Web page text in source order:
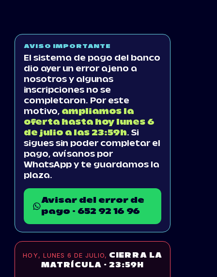
AVISO IMPORTANTE
El sistema de pago del banco
dio ayer un error ajeno a
nosotros y algunas
inscripciones no se
completaron. Por este
motivo, ampliamos la
oferta hasta hoy lunes 6
de julio a las 23:59h. Si
sigues sin poder completar el
pago, avísanos por
WhatsApp y te guardamos la
plaza.
Avisar del error de
pago · 652 92 16 96
HOY, LUNES 6 DE JULIO, CIERRA LA
MATRÍCULA · 23:59H